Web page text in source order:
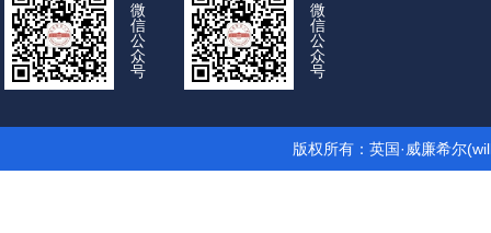
微
信
公
众
号
微
信
公
众
号
版权所有：英国·威廉希尔